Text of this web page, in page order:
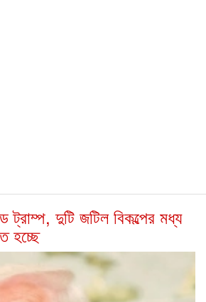
ট্রাম্প, দুটি জটিল বিকল্পের মধ্য
হচ্ছে